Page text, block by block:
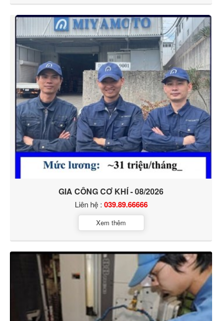
GIA CÔNG CƠ KHÍ - 08/2026
Liên hệ : 039.89.66666
Xem thêm